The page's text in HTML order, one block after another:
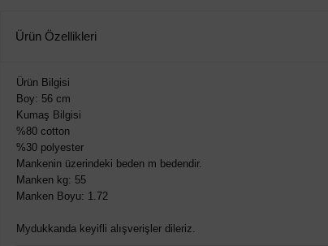
Ürün Özellikleri
Ürün Bilgisi
Boy: 56 cm
Kumaş Bilgisi
%80 cotton
%30 polyester
Mankenin üzerindeki beden m bedendir.
Manken kg: 55
Manken Boyu: 1.72
Mydukkanda keyifli alışverişler dileriz.